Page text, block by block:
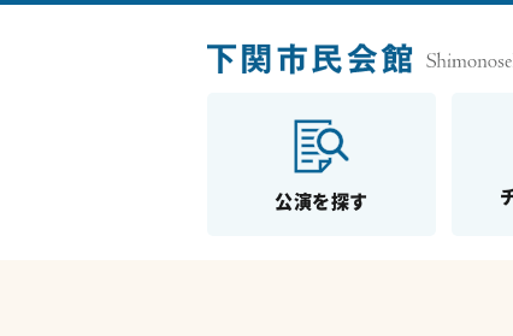
公演を探す